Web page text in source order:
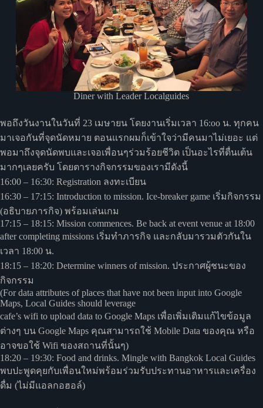
Diner with Leader Localguides
พอถึงวันงานในวันที่ 23 เมษายน โดยงานเริ่มเวลา 16:oo น. ทุกคน
มาเจอกันที่จุดนัดหมาย ตอนแรกผมก็เข้าใจว่ามีคนมาไม่เยอะ แต่
พอมาถึงจุดนัดพบและเจอเพื่อนๆร่วมร้อยชีวิต เป็นอะไรที่ตื่นเต้น
มากๆเลยครับ โดยตารางกิจกรรมของเรามีดังนี้
16:00 – 16:30: Registration ลงทะเบียน
16:30 – 17:15: Introduction to mission. Ice-breaker game เริ่มกิจกรรม
(อธิบายภารกิจ) พร้อมเล่นเกม
17:15 – 18:15: Mission commences. Be back at event venue at 18:00
after completing missions เริ่มทำภารกิจ และกลับมารวมตัวกันใน
เวลา 18:00 น.
18:15 – 18:20: Determine winners of mission. ประกาศผู้ชนะของ
กิจกรรม
(For data attributes of places that have not been input into Google
Maps, Local Guides should leverage
cafe’s wifi to upload data to Google Maps เพื่อเพิ่มเติมแก้ไขข้อมูล
ต่างๆ บน Google Maps คุณสามารถใช้ Mobile Data ของคุณ หรือ
อาจขอใช้ Wifi ของสถานที่นั้นๆ)
18:20 – 19:30: Food and drinks. Mingle with Bangkok Local Guides
พบปะพูดคุยกับเพื่อนใหม่พร้อมร่วมรับประทานอาหารและเครื่อง
ดื่ม (ไม่มีแอลกอฮอล์)